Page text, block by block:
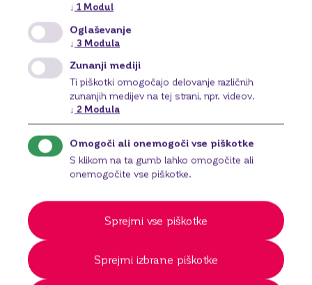
MyBroker
S spletno aplikacijo MyBroker trgujte vsak dan, 24
ur na dan! Do svojih računov lahko dostopate
povsod, kjer je mogoč dostop do svetovnega spleta.
↓ 1 Modul
Oglaševanje
↓ 3 Modula
Zunanji mediji
Ti piškotki omogočajo delovanje različnih
zunanjih medijev na tej strani, npr. videov.
↓ 2 Modula
Omogoči ali onemogoči vse piškotke
S klikom na ta gumb lahko omogočite ali
onemogočite vse piškotke.
Sprejmi izbrane piškotke
Sprejmi vse piškotke